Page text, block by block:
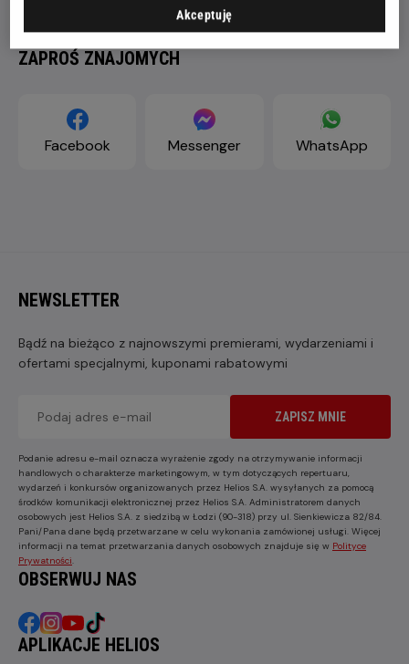
ZAPROŚ ZNAJOMYCH
Facebook Messenger WhatsApp
NEWSLETTER
Bądź na bieżąco z najnowszymi premierami, wydarzeniami i
ofertami specjalnymi, kuponami rabatowymi
ZAPISZ MNIE
Podanie adresu e-mail oznacza wyrażenie zgody na otrzymywanie informacji
handlowych o charakterze marketingowym, w tym dotyczących repertuaru,
wydarzeń i konkursów organizowanych przez Helios S.A. wysyłanych za pomocą
środków komunikacji elektronicznej przez Helios S.A. Administratorem danych
osobowych jest Helios S.A. z siedzibą w Łodzi (90-318) przy ul. Sienkiewicza 82/84.
Pani/Pana dane będą przetwarzane w celu wykonania zamówionej usługi. Więcej
informacji na temat przetwarzania danych osobowych znajduje się w Polityce
Prywatności
OBSERWUJ NAS
APLIKACJE HELIOS
Akceptuję